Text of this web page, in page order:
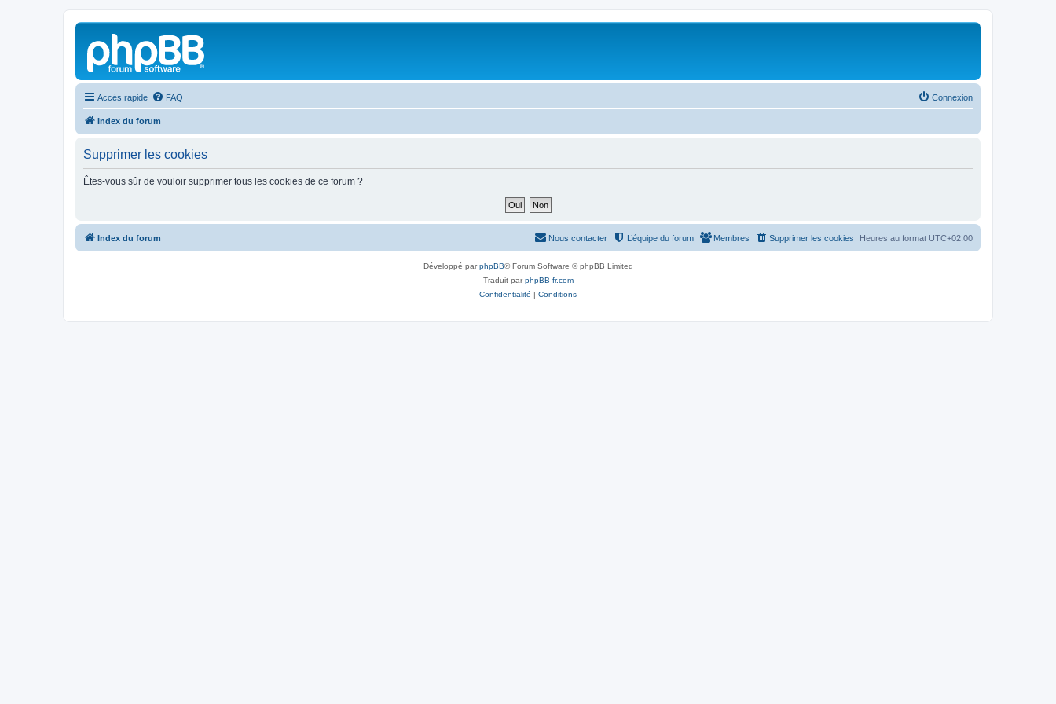
Accès rapide FAQ Connexion
Index du forum
Supprimer les cookies
Êtes-vous sûr de vouloir supprimer tous les cookies de ce forum ?
Index du forum Heures au format UTC+02:00
Supprimer les cookies
Membres
L’équipe du forum
Nous contacter
Développé parphpBB® Forum Software © phpBB Limited
Traduit parphpBB-fr.com
Confidentialité | Conditions